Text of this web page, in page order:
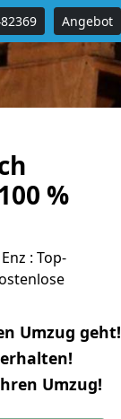
Angebot
%
: Top-
Umzug geht!
Umzug!